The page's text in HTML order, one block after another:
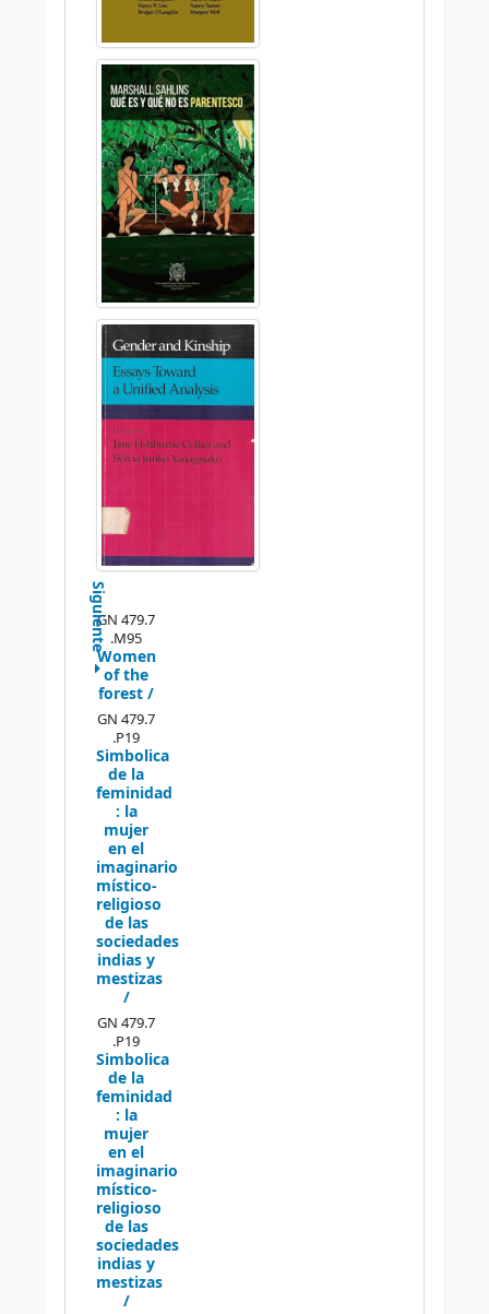
SiguienteGN 479.7
.M95
Women
of the
forest /
GN 479.7
.P19
Simbolica
de la
feminidad
: la
mujer
en el
imaginario
místico-
religioso
de las
sociedades
indias y
mestizas
/
GN 479.7
.P19
Simbolica
de la
feminidad
: la
mujer
en el
imaginario
místico-
religioso
de las
sociedades
indias y
mestizas
/